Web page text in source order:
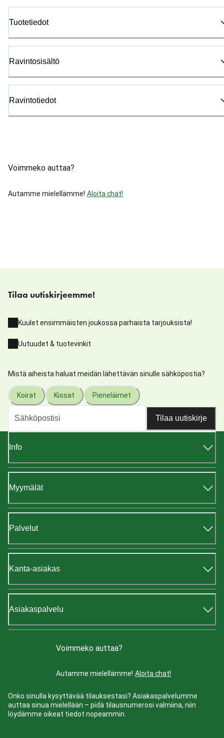
Tuotetiedot
Ravintosisältö
Ravintotiedot
Voimmeko auttaa?
Autamme mielellämme! Aloita chat!
Tilaa uutiskirjeemme!
Kuulet ensimmäisten joukossa parhaista tarjouksista!
Uutuudet & tuotevinkit
Mistä aiheista haluat meidän lähettävän sinulle sähköpostia?
Koirat Kissat Pieneläimet
Tilaa uutiskirje
Info
Myymälät
Palvelut
Kanta-asiakas
Asiakaspalvelu
Voimmeko auttaa?
Autamme mielellämme! Aloita chat!
Onko sinulla kysyttävää tilauksestasi? Asiakaspalvelumme
auttaa sinua mielellään – pidä tilausnumerosi valmiina, niin
löydämme oikeat tiedot nopeammin.